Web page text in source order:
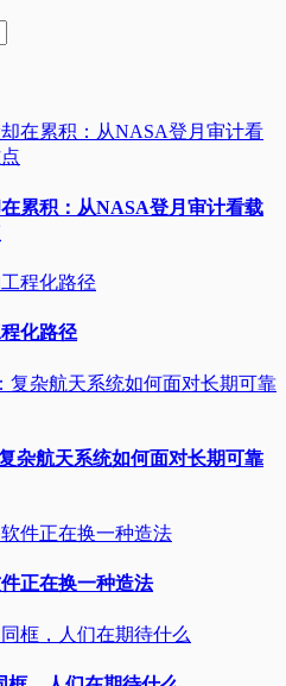
累积：从NASA登月审计看载
化路径
杂航天系统如何面对长期可靠
正在换一种造法